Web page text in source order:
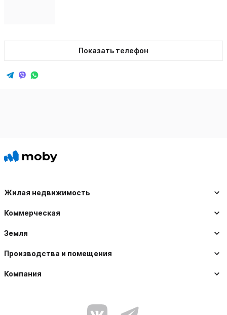
Показать телефон
Жилая недвижимость
Коммерческая
Земля
Производства и помещения
Компания